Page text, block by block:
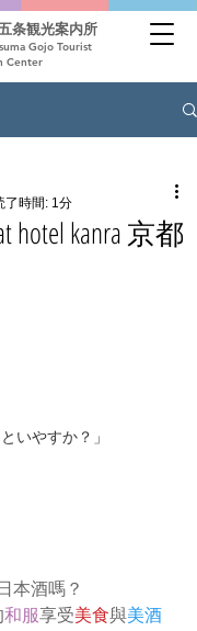
Gojo Tourist
Center
条観光案内所
いやすか？」
kanra 京都
了時間: 1分
日本酒嗎？
和服享受美食與美酒